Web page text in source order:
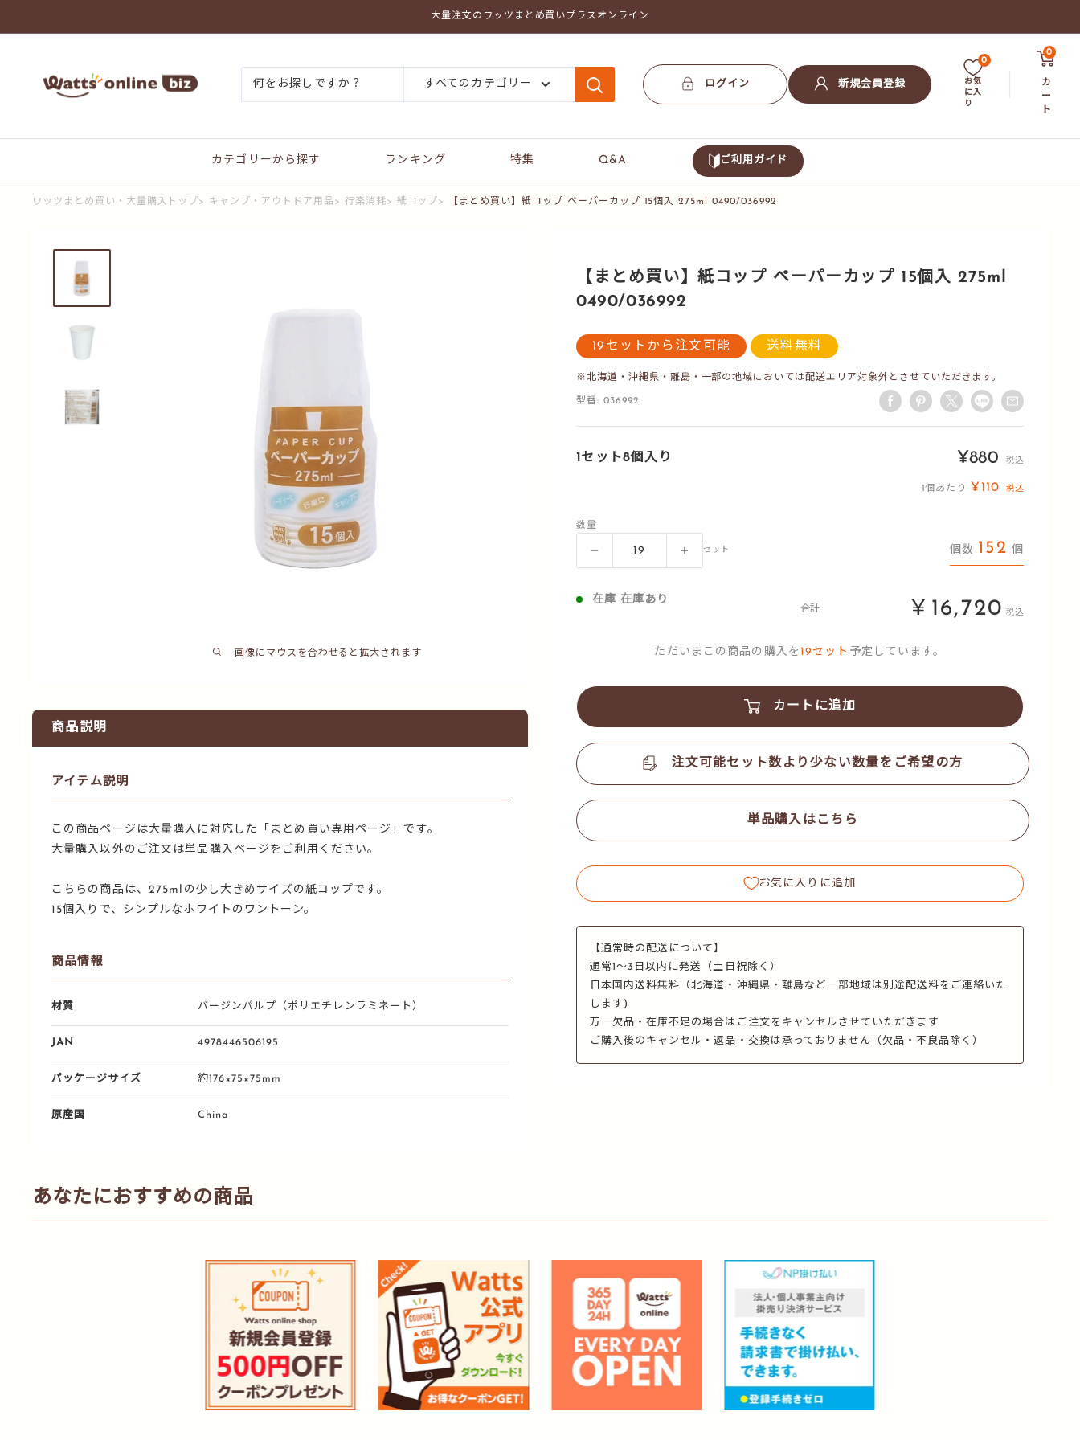
テ
大量注文のワッツまとめ買いプラスオンライン
ッ
め
プ
ラ
すべてのカテゴリー ログイン 新規会員登録
お気
に入
り
0
0
カ
ー
ト
カテゴリーから探す ランキング 特集 Q&A ご利用ガイド
ワッツまとめ買い・大量購入トップ> キャンプ・アウトドア用品 > 行楽消耗> 紙コップ> 【まとめ買い】紙コップ ペーパーカップ 15個入 275ml 0490/036992
画像にマウスを合わせると拡大されます
【まとめ買い】紙コップ ペーパーカップ 15個入 275ml
0490/036992
19セットから注文可能 送料無料
※北海道・沖縄県・離島・一部の地域においては配送エリア対象外とさせていただきます。
型番: 036992
1セット8個入り
販
売
¥880 税込
1個あたり ¥110 税込
数量
セット 個数 152 個
在庫 在庫あり
合計 ￥16,720 税込
ただいまこの商品の購入を 19セット 予定しています。
カートに追加
注文可能セット数より少ない数量をご希望の方
単品購入はこちら
お気に入りに追加
【通常時の配送について】
通常1～3日以内に発送（土日祝除く）
日本国内送料無料（北海道・沖縄県・離島など一部地域は別途配送料をご連絡いた
します)
万一欠品・在庫不足の場合はご注文をキャンセルさせていただきます
ご購入後のキャンセル・返品・交換は承っておりません（欠品・不良品除く）
商品説明
アイテム説明
この商品ページは大量購入に対応した「まとめ買い専用ページ」です。
大量購入以外のご注文は単品購入ページをご利用ください。
こちらの商品は、275mlの少し大きめサイズの紙コップです。
15個入りで、シンプルなホワイトのワントーン。
商品情報
材質 バージンパルプ（ポリエチレンラミネート）
JAN 4978446506195
パッケージサイズ 約176×75×75mm
原産国 China
あなたにおすすめの商品